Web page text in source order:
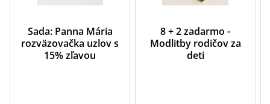
Sada: Panna Mária
rozväzovačka uzlov s
15% zľavou
8 + 2 zadarmo -
Modlitby rodičov za
deti